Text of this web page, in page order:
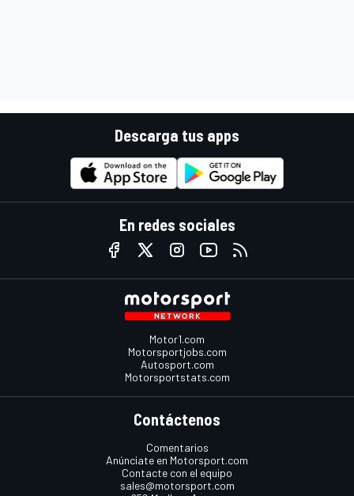
Descarga tus apps
En redes sociales
Motor1.com
Motorsportjobs.com
Autosport.com
Motorsportstats.com
Contáctenos
Comentarios
Anúnciate en Motorsport.com
Contacte con el equipo
sales@motorsport.com